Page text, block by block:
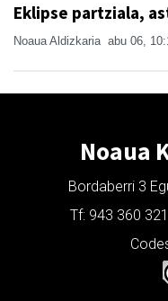
Eklipse partziala,
Noaua Aldizkaria abu 06,
Noaua
Bordaberri 3
Tf: 943 360